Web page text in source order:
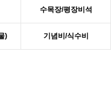
수목장/평장비석
) 기념비/식수비